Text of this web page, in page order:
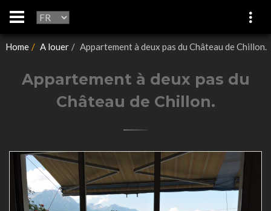
Home A louer Appartement à deux pas du Château de Chillon.
Appartement à deux pas du
Château de Chillon.